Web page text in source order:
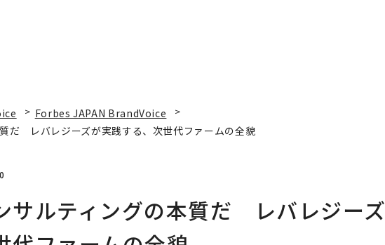
Forbes JAPAN BrandVoice
だ レバレジーズが実践する、次世代ファームの全貌
サルティングの本質だ レバレジーズ